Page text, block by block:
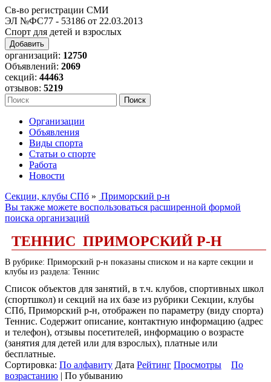
Св-во регистрации СМИ
ЭЛ №ФС77 - 53186 от 22.03.2013
Спорт для детей и взрослых
Добавить
организаций: 12750
Объявлений: 2069
секций: 44463
отзывов: 5219
Организации
Объявления
Виды спорта
Статьи о спорте
Работа
Новости
Секции, клубы СПб » Приморский р-н
Вы также можете воспользоваться расширенной формой
поиска организаций
ТЕННИС ПРИМОРСКИЙ Р-Н
В рубрике: Приморский р-н показаны списком и на карте секции и
клубы из раздела: Теннис
Список объектов для занятий, в т.ч. клубов, спортивных школ
(спортшкол) и секций на их базе из рубрики Секции, клубы
СПб, Приморский р-н, отображен по параметру (виду спорта)
Теннис. Содержит описание, контактную информацию (адрес
и телефон), отзывы посетителей, информацию о возрасте
(занятия для детей или для взрослых), платные или
бесплатные.
Сортировка: По алфавиту Дата Рейтинг Просмотры
По
возрастанию | По убыванию